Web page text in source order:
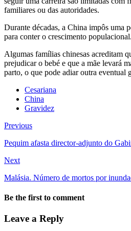
familiares ou das autoridades.
Durante décadas, a China impôs uma
para conter o crescimento populacional.
Algumas famílias chinesas acreditam
prejudicar o bebé e que a mãe levará
parto, o que pode adiar outra eventual
Cesariana
China
Gravidez
Previous
Pequim afasta director-adjunto do
Next
Malásia. Número de mortos por
Be the first to comment
Leave a Reply